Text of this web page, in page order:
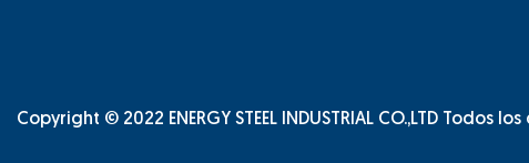
Copyright © 2022 ENERGY STEEL INDUSTRIAL CO.,LTD Todos